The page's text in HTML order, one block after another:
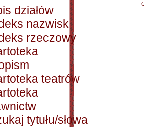
działów
nazwisk
rzeczowy
teatrów
tytułu/słowa